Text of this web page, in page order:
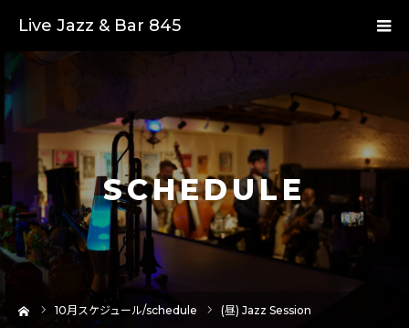
Live Jazz & Bar 845
SCHEDULE
10月スケジュール/schedule (昼) Jazz Session